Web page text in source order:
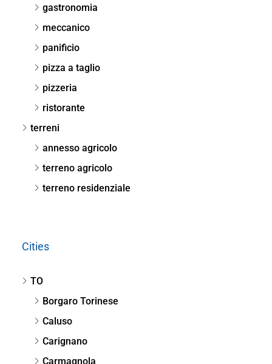
gastronomia
meccanico
panificio
pizza a taglio
pizzeria
ristorante
terreni
annesso agricolo
terreno agricolo
terreno residenziale
Cities
TO
Borgaro Torinese
Caluso
Carignano
Carmagnola